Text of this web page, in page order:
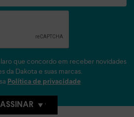
que concordo em receber novidades
da Dakota e suas marcas.
Política de privacidade
ASSINAR